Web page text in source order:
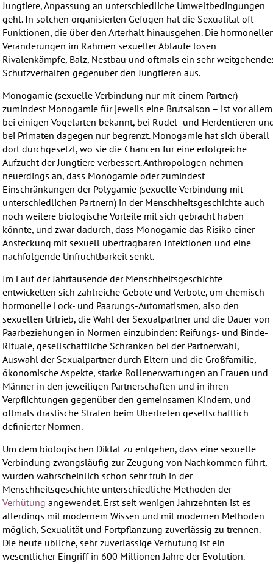
Jungtiere, Anpassung an unterschiedliche Umweltbedingungen
geht. In solchen organisierten Gefügen hat die Sexualität oft
Funktionen, die über den Arterhalt hinausgehen. Die
Veränderungen im Rahmen sexueller Abläufe lösen
Rivalenkämpfe, Balz, Nestbau und oftmals ein sehr
Schutzverhalten gegenüber den Jungtieren aus.
Monogamie (sexuelle Verbindung nur mit einem Partner) –
zumindest Monogamie für jeweils eine Brutsaison – ist vor allem
bei einigen Vogelarten bekannt, bei Rudel- und Herdentieren
bei Primaten dagegen nur begrenzt. Monogamie hat sich überall
dort durchgesetzt, wo sie die Chancen für eine erfolgreiche
Aufzucht der Jungtiere verbessert. Anthropologen nehmen
neuerdings an, dass Monogamie oder zumindest
Einschränkungen der Polygamie (sexuelle Verbindung mit
unterschiedlichen Partnern) in der Menschheitsgeschichte auch
noch weitere biologische Vorteile mit sich gebracht haben
könnte, und zwar dadurch, dass Monogamie das Risiko einer
Ansteckung mit sexuell übertragbaren Infektionen und eine
nachfolgende Unfruchtbarkeit senkt.
Im Lauf der Jahrtausende der Menschheitsgeschichte
entwickelten sich zahlreiche Gebote und Verbote, um chemisch-
hormonelle Lock- und Paarungs-Automatismen, also den
sexuellen Urtrieb, die Wahl der Sexualpartner und die Dauer von
Paarbeziehungen in Normen einzubinden: Reifungs- und Binde-
Rituale, gesellschaftliche Schranken bei der Partnerwahl,
Auswahl der Sexualpartner durch Eltern und die Großfamilie,
ökonomische Aspekte, starke Rollenerwartungen an Frauen und
Männer in den jeweiligen Partnerschaften und in ihren
Verpflichtungen gegenüber den gemeinsamen Kindern, und
oftmals drastische Strafen beim Übertreten gesellschaftlich
definierter Normen.
Um dem biologischen Diktat zu entgehen, dass eine sexuelle
Verbindung zwangsläufig zur Zeugung von Nachkommen führt,
wurden wahrscheinlich schon sehr früh in der
Menschheitsgeschichte unterschiedliche Methoden der
Verhütung angewendet. Erst seit wenigen Jahrzehnten ist es
allerdings mit modernem Wissen und mit modernen Methoden
möglich, Sexualität und Fortpflanzung zuverlässig zu trennen.
Die heute übliche, sehr zuverlässige Verhütung ist ein
wesentlicher Eingriff in 600 Millionen Jahre der Evolution.